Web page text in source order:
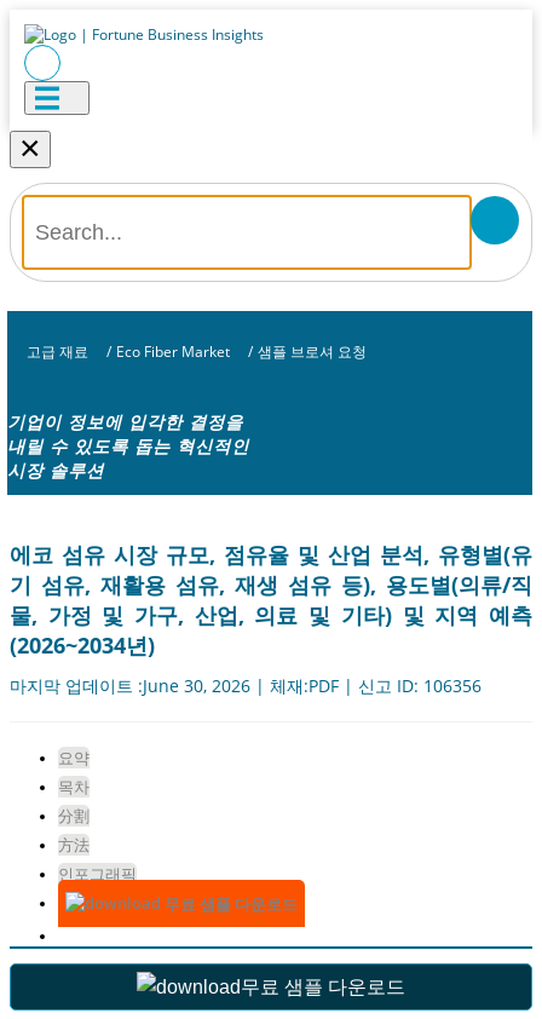
×
고급 재료 / Eco Fiber Market / 샘플 브로셔 요청
기업이 정보에 입각한 결정을
내릴 수 있도록 돕는 혁신적인
시장 솔루션
에코 섬유 시장 규모, 점유율 및 산업 분석, 유형별(유
기 섬유, 재활용 섬유, 재생 섬유 등), 용도별(의류/직
물, 가정 및 가구, 산업, 의료 및 기타) 및 지역 예측
(2026~2034년)
마지막 업데이트 :June 30, 2026 | 체재:PDF | 신고 ID: 106356
요약
목차
分割
方法
인포그래픽
무료 샘플 다운로드
무료 샘플 다운로드